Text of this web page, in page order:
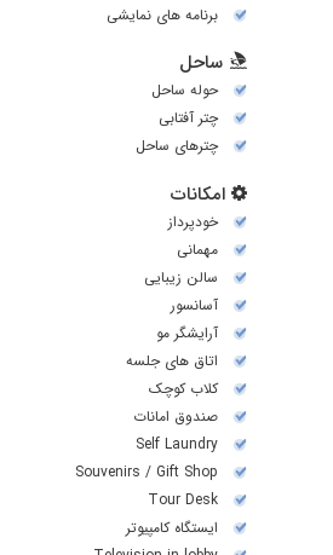
برنامه های نمایشی
ساحل
حوله ساحل
چتر آفتابی
چترهای ساحل
امکانات
خودپرداز
مهمانی
سالن زیبایی
آسانسور
آرایشگر مو
اتاق های جلسه
کلاب کوچک
صندوق امانات
Self Laundry
Souvenirs / Gift Shop
Tour Desk
ایستگاه کامپیوتر